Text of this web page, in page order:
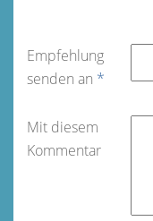
Empfehlung
senden an *
Mit diesem
Kommentar